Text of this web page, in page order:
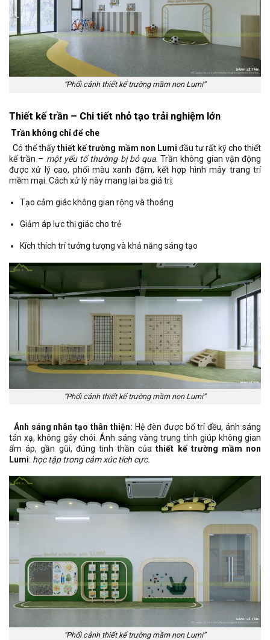
“Phối cảnh thiết kế trường mầm non Lumi”
Thiết kế trần – Chi tiết nhỏ tạo trải nghiệm lớn
Trần không chỉ để che
Có thể thấythiết kế trường mầm non Lumi đầu tư rất kỹ cho thiết
kế trần – một yếu tố thường bị bỏ qua. Trần không gian vận động
được xử lý cao, phối màu xanh đậm, kết hợp hình mây trang trí
mềm mại. Cách xử lý này mang lại ba giá trị:
Tạo cảm giác không gian rộng và thoáng
Giảm áp lực thị giác cho trẻ
Kích thích trí tưởng tượng và khả năng sáng tạo
“Phối cảnh thiết kế trường mầm non Lumi”
Ánh sáng nhân tạo thân thiện: Hệ đèn được bố trí đều, ánh sáng
tán xạ, không gây chói. Ánh sáng vàng trung tính giúp không gian
ấm áp, gần gũi, đúng tinh thần củathiết kế trường mầm non
Lumi: học tập trong cảm xúc tích cực.
“Phối cảnh thiết kế trường mầm non Lumi”